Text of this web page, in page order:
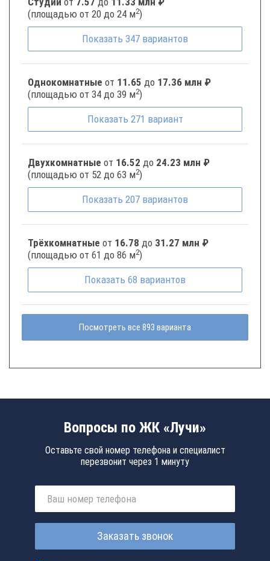
(площадью от 20 до 24 м2)
Показать 347 вариантов
Однокомнатные от 11.65 до 17.36 млн ₽
(площадью от 34 до 39 м2)
Показать 271 вариант
Двухкомнатные от 16.52 до 24.23 млн ₽
(площадью от 52 до 63 м2)
Показать 207 вариантов
Трёхкомнатные от 16.78 до 31.27 млн ₽
(площадью от 61 до 86 м2)
Показать 68 вариантов
Посмотреть все 893 варианта
Вопросы по ЖК «Лучи»
Оставьте свой номер телефона и специалист
перезвонит через 1 минуту
Заказать звонок